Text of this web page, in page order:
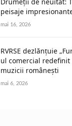
peisaje
mai 16, 2026
RVRSE dezlănțuie
ul comercial redefinit
muzicii românești
mai 6, 2026